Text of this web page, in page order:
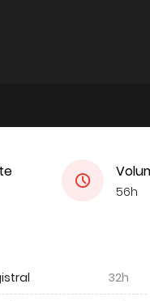
56h
32h